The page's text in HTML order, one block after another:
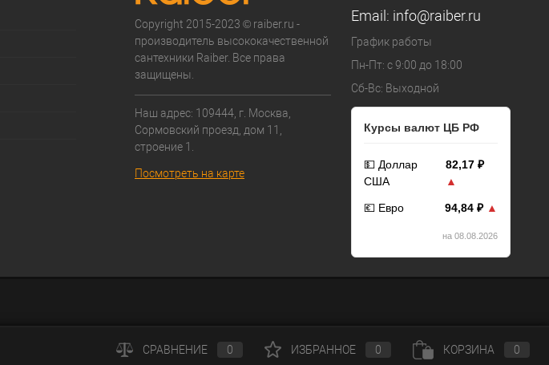
Copyright 2015-2023 © raiber.ru -
производитель высококачественной
сантехники Raiber. Все права
защищены.
Наш адрес: 109444, г. Москва,
Cормовский проезд, дом 11,
строение 1.
Посмотреть на карте
Email: info@raiber.ru
График работы
Пн-Пт: с 9:00 до 18:00
Сб-Вс: Выходной
Курсы валют ЦБ РФ
💵 Доллар
США
82,17 ₽
▲
💶 Евро 94,84 ₽ ▲
на 08.08.2026
СРАВНЕНИЕ 0 ИЗБРАННОЕ 0 КОРЗИНА 0